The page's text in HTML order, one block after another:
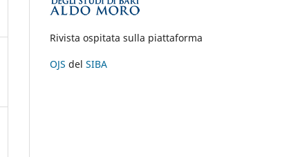
Rivista ospitata sulla piattaforma
OJS del SIBA